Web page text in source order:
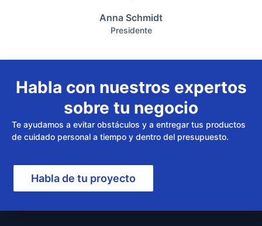
Anna Schmidt
Presidente
Habla con nuestros expertos
sobre tu negocio
Te ayudamos a evitar obstáculos y a entregar tus productos
de cuidado personal a tiempo y dentro del presupuesto.
Habla de tu proyecto